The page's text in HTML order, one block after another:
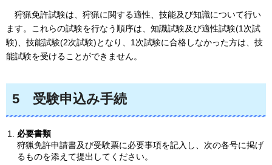
狩猟免許試験は、狩猟に関する適性、技能及び知識について行い
ます。これらの試験を行なう順序は、知識試験及び適性試験(1次試
験)、技能試験(2次試験)となり、1次試験に合格しなかった方は、技
能試験を受けることができません。
5 受験申込み手続
必要書類
狩猟免許申請書及び受験票に必要事項を記入し、次の各号に掲げ
るものを添えて提出してください。